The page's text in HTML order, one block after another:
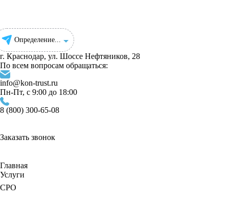
Определение...
г. Краснодар, ул. Шоссе Нефтяников, 28
По всем вопросам обращаться:
info@kon-trust.ru
Пн-Пт, с 9:00 до 18:00
8 (800) 300-65-08
Заказать звонок
Главная
Услуги
СРО